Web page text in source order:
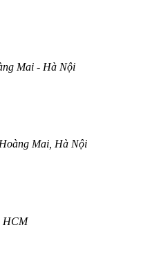
Mai - Hà Nội
Mai, Hà Nội
HCM